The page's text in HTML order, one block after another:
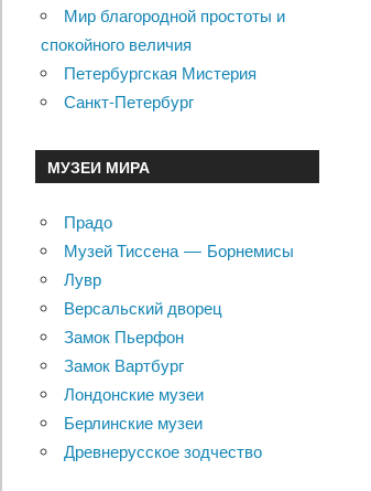
Мир благородной простоты и
спокойного величия
Петербургская Мистерия
Санкт-Петербург
МУЗЕИ МИРА
Прадо
Музей Тиссена — Борнемисы
Лувр
Версальский дворец
Замок Пьерфон
Замок Вартбург
Лондонские музеи
Берлинские музеи
Древнерусское зодчество